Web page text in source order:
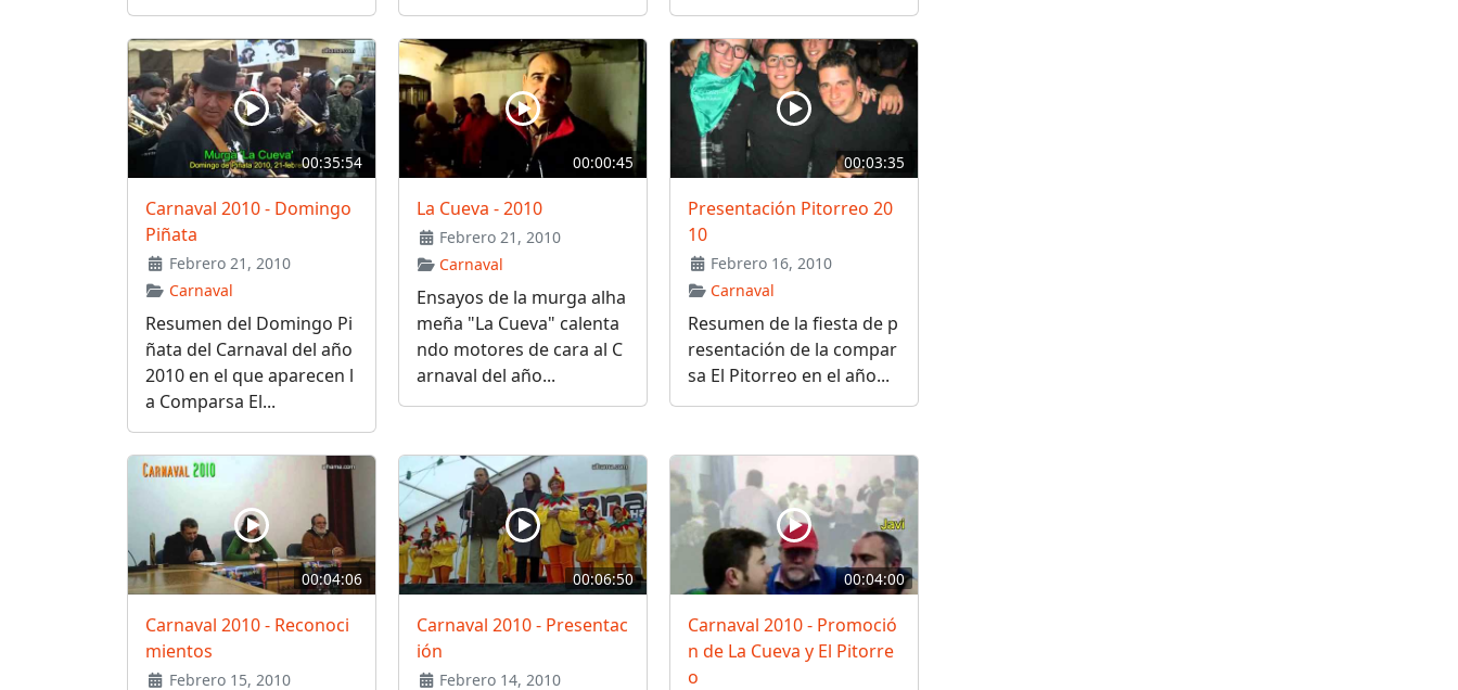
00:35:54
Carnaval 2010 - Domingo
Piñata
Febrero 21, 2010
Carnaval
Resumen del Domingo Pi
ñata del Carnaval del año
2010 en el que aparecen l
a Comparsa El...
00:00:45
La Cueva - 2010
Febrero 21, 2010
Carnaval
Ensayos de la murga alha
meña "La Cueva" calenta
ndo motores de cara al C
arnaval del año...
00:03:35
Presentación Pitorreo 20
10
Febrero 16, 2010
Carnaval
Resumen de la fiesta de p
resentación de la compar
sa El Pitorreo en el año...
00:04:06
Carnaval 2010 - Reconoci
mientos
Febrero 15, 2010
00:06:50
Carnaval 2010 - Presentac
ión
Febrero 14, 2010
00:04:00
Carnaval 2010 - Promoció
n de La Cueva y El Pitorre
o